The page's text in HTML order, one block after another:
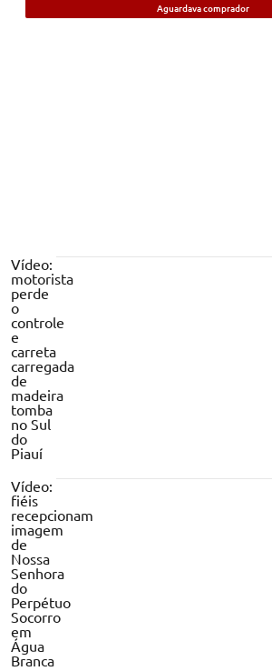
Aguardava comprador
Vídeo:
motorista
perde
o
controle
e
carreta
carregada
de
madeira
tomba
no Sul
do
Piauí
Vídeo:
fiéis
recepcionam
imagem
de
Nossa
Senhora
do
Perpétuo
Socorro
em
Água
Branca